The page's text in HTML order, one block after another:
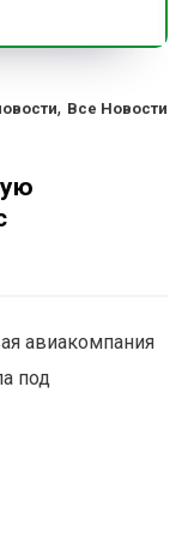
, Все Новости
авиакомпания
под